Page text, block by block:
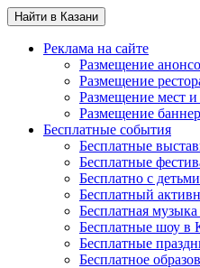
Найти в Казани
Реклама на сайте
Размещение
Размещение
Размещение мест
Размещение
Бесплатные события
Бесплатные
Бесплатные
Бесплатно с
Бесплатный
Бесплатная
Бесплатные шоу в
Бесплатные
Бесплатное